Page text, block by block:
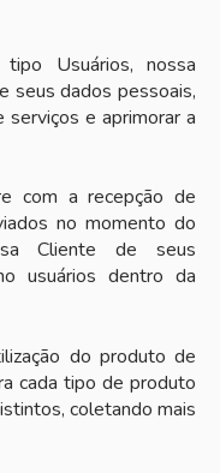
Usuários, nossa
seus dados pessoais,
e aprimorar a
com a recepção de
no momento do
Cliente de seus
usuários dentro da
do produto de
cada tipo de produto
coletando mais